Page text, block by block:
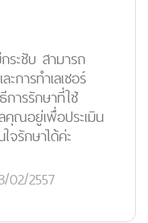
ะชับ สามารถ
การทำเลเซอร์
ารรักษาที่ใช้
ณอยู่เพื่อประเมิน
จรักษาได้ค่ะ
02/2557